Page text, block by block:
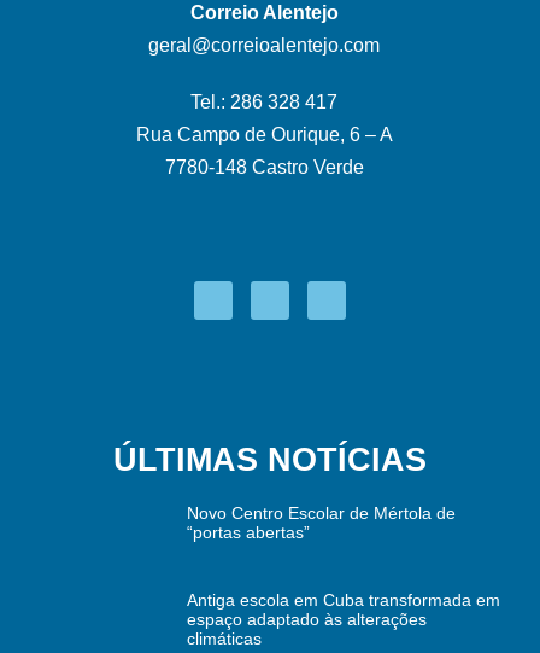
Correio Alentejo
geral@correioalentejo.com
Tel.: 286 328 417
Rua Campo de Ourique, 6 – A
7780-148 Castro Verde
ÚLTIMAS NOTÍCIAS
Novo Centro Escolar de Mértola de
“portas abertas”
Antiga escola em Cuba transformada em
espaço adaptado às alterações
climáticas